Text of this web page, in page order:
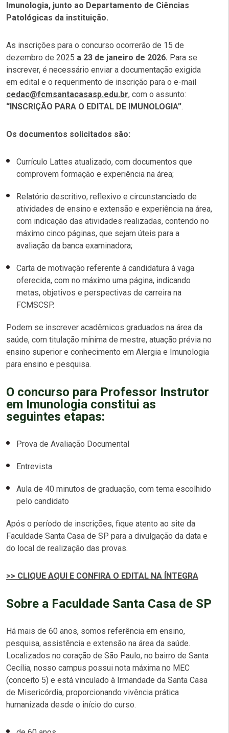
Imunologia, junto ao Departamento de Ciências
Patológicas da instituição.
As inscrições para o concurso ocorrerão de 15 de
dezembro de 2025 a 23 de janeiro de 2026. Para se
inscrever, é necessário enviar a documentação exigida
em edital e o requerimento de inscrição para o e-mail
cedac@fcmsantacasasp.edu.br, com o assunto:
“INSCRIÇÃO PARA O EDITAL DE IMUNOLOGIA”.
Os documentos solicitados são:
Currículo Lattes atualizado, com documentos que
comprovem formação e experiência na área;
Relatório descritivo, reflexivo e circunstanciado de
atividades de ensino e extensão e experiência na área,
com indicação das atividades realizadas, contendo no
máximo cinco páginas, que sejam úteis para a
avaliação da banca examinadora;
Carta de motivação referente à candidatura à vaga
oferecida, com no máximo uma página, indicando
metas, objetivos e perspectivas de carreira na
FCMSCSP.
Podem se inscrever acadêmicos graduados na área da
saúde, com titulação mínima de mestre, atuação prévia no
ensino superior e conhecimento em Alergia e Imunologia
para ensino e pesquisa.
O concurso para Professor Instrutor
em Imunologia constitui as
seguintes etapas:
Prova de Avaliação Documental
Entrevista
Aula de 40 minutos de graduação, com tema escolhido
pelo candidato
Após o período de inscrições, fique atento ao site da
Faculdade Santa Casa de SP para a divulgação da data e
do local de realização das provas.
>> CLIQUE AQUI E CONFIRA O EDITAL NA ÍNTEGRA
Sobre a Faculdade Santa Casa de SP
Há mais de 60 anos, somos referência em ensino,
pesquisa, assistência e extensão na área da saúde.
Localizados no coração de São Paulo, no bairro de Santa
Cecília, nosso campus possui nota máxima no MEC
(conceito 5) e está vinculado à Irmandade da Santa Casa
de Misericórdia, proporcionando vivência prática
humanizada desde o início do curso.